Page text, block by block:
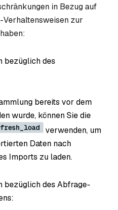
in Bezug auf
zur
bezüglich des
bereits vor dem
wurde, können Sie die
verwenden, um
Daten nach
Imports zu laden.
bezüglich des Abfrage-